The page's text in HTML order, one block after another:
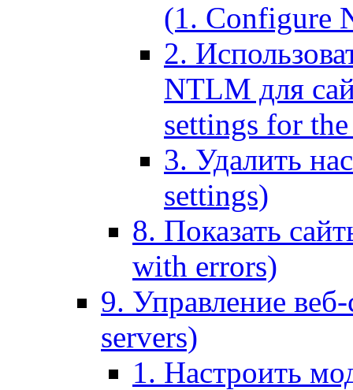
(1. Configure
2.
NTLM для
settings for
3. Удалить
settings)
8. Показать
with errors)
9. Управление
servers)
1. Настроить